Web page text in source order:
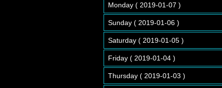
Monday ( 2019-01-07 )
Sunday ( 2019-01-06 )
Saturday ( 2019-01-05 )
Friday ( 2019-01-04 )
Thursday ( 2019-01-03 )